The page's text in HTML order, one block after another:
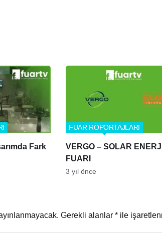
Fark
VERGO – SOLAR ENERJİ
FUARI
FUAR RÖPORTAJLARI
3 yıl önce
Gerekli alanlar * ile